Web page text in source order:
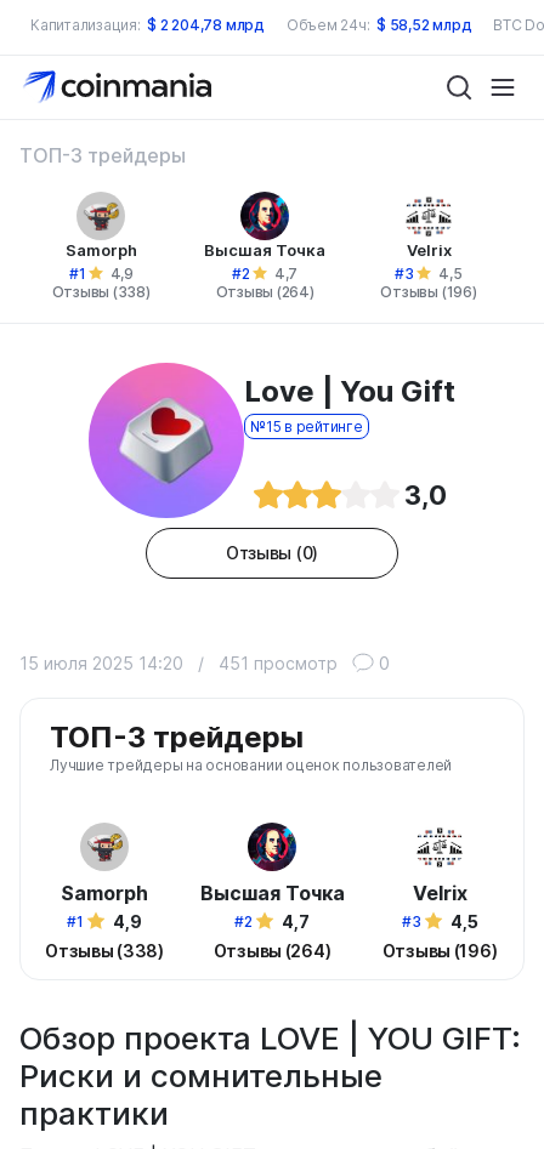
Капитализация: $ 2 204,78 млрд Объем 24ч: $ 58,52 млрд BTC
ТОП-3 трейдеры
Samorph
#1
4,9
Отзывы (338)
Высшая Точка
#2
4,7
Отзывы (264)
Velrix
#3
4,5
Отзывы (196)
Love | You Gift
№15 в рейтинге
3,0
Отзывы (0)
15 июля 2025 14:20 / 451 просмотр 0
ТОП-3 трейдеры
Лучшие трейдеры на основании оценок пользователей
Samorph
#1
4,9
Отзывы (338)
Высшая Точка
#2
4,7
Отзывы (264)
Velrix
#3
4,5
Отзывы (196)
Обзор проекта LOVE | YOU GIFT:
Риски и сомнительные
практики